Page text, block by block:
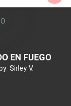
EN FUEGO
by: Sirley V.